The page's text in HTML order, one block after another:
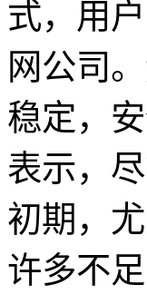
式，用
网公司
稳定，
表示，
初期，
许多不